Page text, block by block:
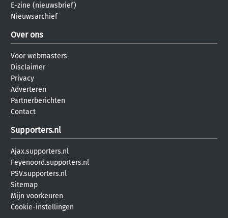
E-zine (nieuwsbrief)
Nieuwsarchief
Over ons
Voor webmasters
Disclaimer
Privacy
Adverteren
Partnerberichten
Contact
Supporters.nl
Ajax.supporters.nl
Feyenoord.supporters.nl
PSV.supporters.nl
Sitemap
Mijn voorkeuren
Cookie-instellingen